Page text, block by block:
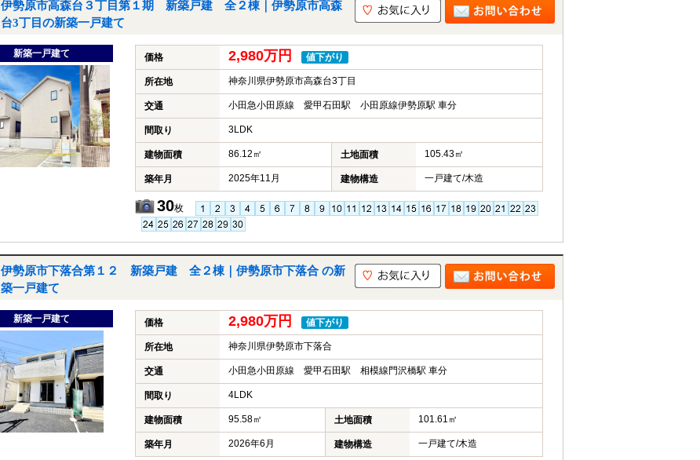
伊勢原市高森台３丁目第１期 新築戸建 全２棟｜伊勢原市高森
台3丁目の新築一戸建て
新築一戸建て 価格 2,980万円 値下がり
所在地 神奈川県伊勢原市高森台3丁目
交通 小田急小田原線 愛甲石田駅 小田原線伊勢原駅 車分
間取り 3LDK
建物面積 86.12㎡ 土地面積 105.43㎡
築年月 2025年11月 建物構造 一戸建て/木造
30枚
伊勢原市下落合第１２ 新築戸建 全２棟｜伊勢原市下落合 の新
築一戸建て
新築一戸建て 価格 2,980万円 値下がり
所在地 神奈川県伊勢原市下落合
交通 小田急小田原線 愛甲石田駅 相模線門沢橋駅 車分
間取り 4LDK
建物面積 95.58㎡ 土地面積 101.61㎡
築年月 2026年6月 建物構造 一戸建て/木造